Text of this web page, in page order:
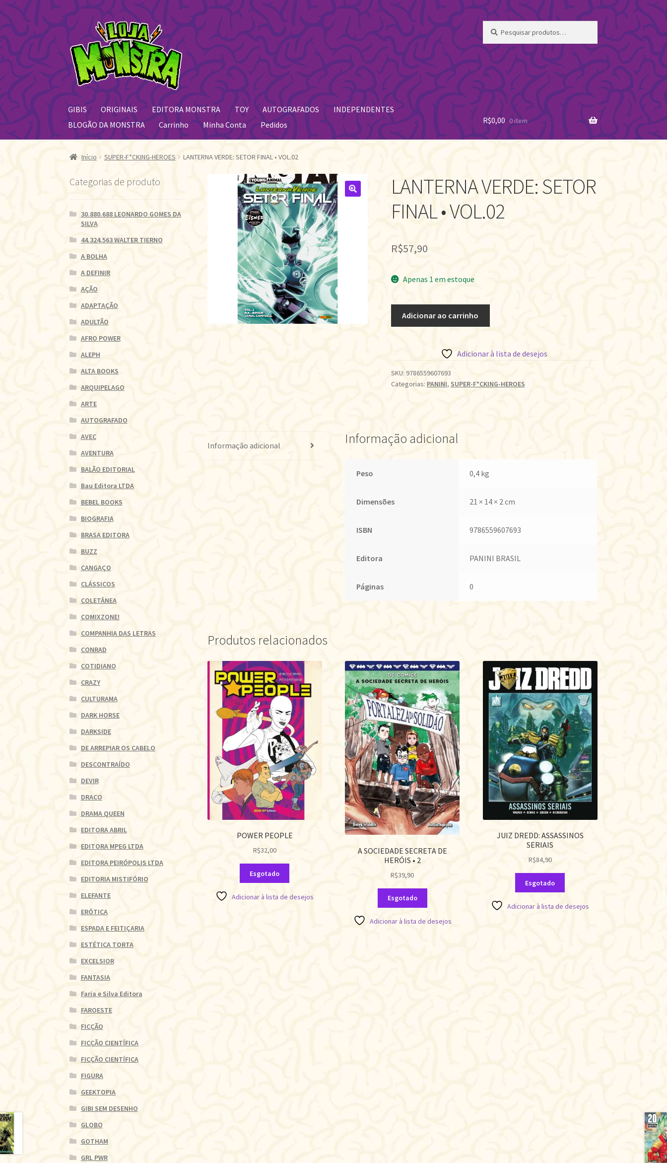
Pular
para
navegação
Pular
para
o
conteúdo
por:
GIBIS ORIGINAIS EDITORA MONSTRA TOY AUTOGRAFADOS
INDEPENDENTES
BLOGÃO DA MONSTRA
Carrinho Minha Conta Pedidos R$0,00 0 item
Início SUPER-F*CKING-HEROES LANTERNA VERDE: SETOR FINAL • VOL.02
LANTERNA VERDE: SETOR
FINAL • VOL.02
R$57,90
Apenas 1 em estoque
VOL.02
quantidade
Adicionar ao carrinho
Adicionar à lista de desejos
SKU: 9786559607693
Categorias: PANINI, SUPER-F*CKING-HEROES
Informação adicional Informação adicional
Peso 0,4 kg
Dimensões 21 × 14 × 2 cm
ISBN 9786559607693
Editora PANINI BRASIL
Páginas 0
Produtos relacionados
POWER PEOPLE
R$32,00
Esgotado
Adicionar à lista de desejos
A SOCIEDADE SECRETA DE
HERÓIS • 2
R$39,90
Esgotado
Adicionar à lista de desejos
JUIZ DREDD: ASSASSINOS
SERIAIS
R$84,90
Esgotado
Adicionar à lista de desejos
Categorias de produto
30.880.688 LEONARDO GOMES DA
SILVA
44.324.563 WALTER TIERNO
A BOLHA
A DEFINIR
AÇÃO
ADAPTAÇÃO
ADULTÃO
AFRO POWER
ALEPH
ALTA BOOKS
ARQUIPELAGO
ARTE
AUTOGRAFADO
AVEC
AVENTURA
BALÃO EDITORIAL
Bau Editora LTDA
BEBEL BOOKS
BIOGRAFIA
BRASA EDITORA
BUZZ
CANGAÇO
CLÁSSICOS
COLETÂNEA
COMIXZONE!
COMPANHIA DAS LETRAS
CONRAD
COTIDIANO
CRAZY
CULTURAMA
DARK HORSE
DARKSIDE
DE ARREPIAR OS CABELO
DESCONTRAÍDO
DEVIR
DRACO
DRAMA QUEEN
EDITORA ABRIL
EDITORA MPEG LTDA
EDITORA PEIRÓPOLIS LTDA
EDITORIA MISTIFÓRIO
ELEFANTE
ERÓTICA
ESPADA E FEITIÇARIA
ESTÉTICA TORTA
EXCELSIOR
FANTASIA
Faria e Silva Editora
FAROESTE
FICÇÃO
FICÇÃO CIENTÍFICA
FICÇÃO CIENTÍFICA
FIGURA
GEEKTOPIA
GIBI SEM DESENHO
GLOBO
GOTHAM
GRL PWR